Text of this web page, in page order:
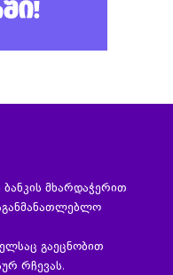
მხარდაჭერით
გაეცნობით
რჩევას.